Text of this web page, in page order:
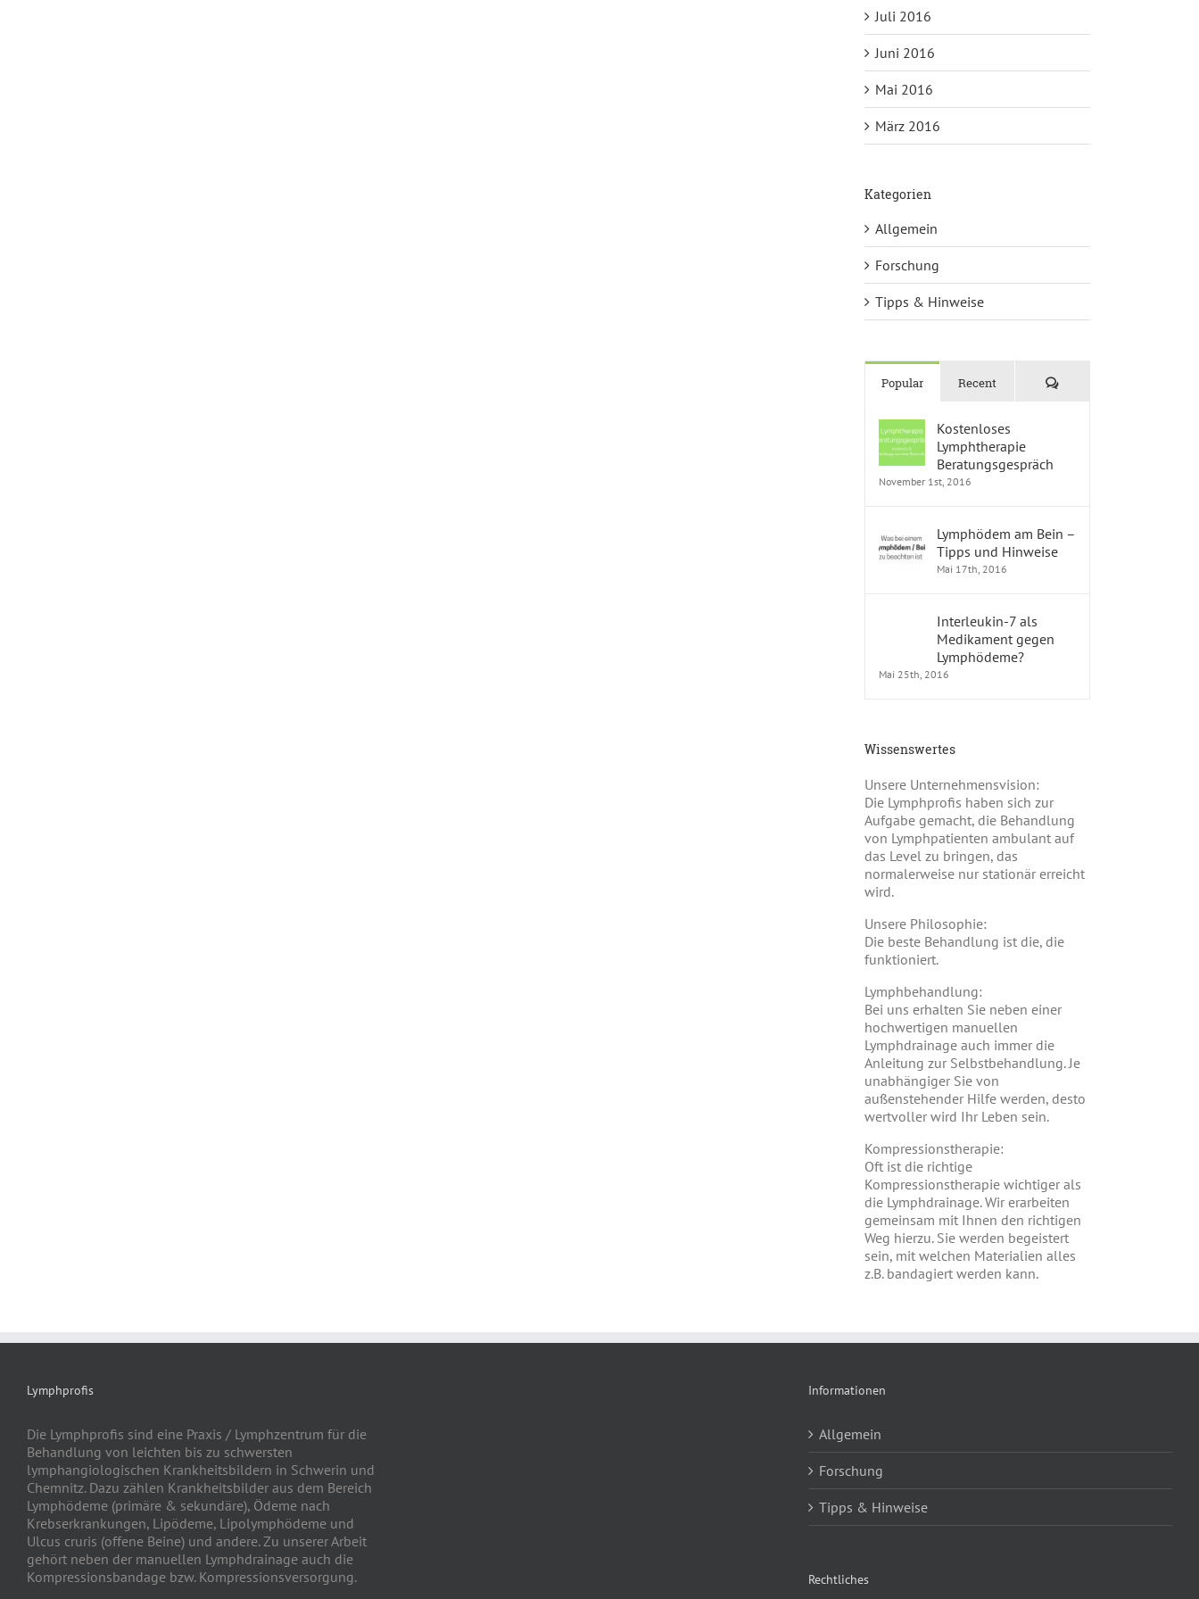
Juli 2016
Juni 2016
Mai 2016
März 2016
Kategorien
Allgemein
Forschung
Tipps & Hinweise
Popular Recent Kommentare
Kostenloses
Lymphtherapie
Beratungsgespräch
November 1st, 2016
Lymphödem am Bein –
Tipps und Hinweise
Mai 17th, 2016
Interleukin-7 als
Medikament gegen
Lymphödeme?
Mai 25th, 2016
Wissenswertes
Unsere Unternehmensvision:
Die Lymphprofis haben sich zur
Aufgabe gemacht, die Behandlung
von Lymphpatienten ambulant auf
das Level zu bringen, das
normalerweise nur stationär erreicht
wird.
Unsere Philosophie:
Die beste Behandlung ist die, die
funktioniert.
Lymphbehandlung:
Bei uns erhalten Sie neben einer
hochwertigen manuellen
Lymphdrainage auch immer die
Anleitung zur Selbstbehandlung. Je
unabhängiger Sie von
außenstehender Hilfe werden, desto
wertvoller wird Ihr Leben sein.
Kompressionstherapie:
Oft ist die richtige
Kompressionstherapie wichtiger als
die Lymphdrainage. Wir erarbeiten
gemeinsam mit Ihnen den richtigen
Weg hierzu. Sie werden begeistert
sein, mit welchen Materialien alles
z.B. bandagiert werden kann.
Lymphprofis
Die Lymphprofis sind eine Praxis / Lymphzentrum für die
Behandlung von leichten bis zu schwersten
lymphangiologischen Krankheitsbildern in Schwerin und
Chemnitz. Dazu zählen Krankheitsbilder aus dem Bereich
Lymphödeme (primäre & sekundäre), Ödeme nach
Krebserkrankungen, Lipödeme, Lipolymphödeme und
Ulcus cruris (offene Beine) und andere. Zu unserer Arbeit
gehört neben der manuellen Lymphdrainage auch die
Kompressionsbandage bzw. Kompressionsversorgung.
Informationen
Allgemein
Forschung
Tipps & Hinweise
Rechtliches